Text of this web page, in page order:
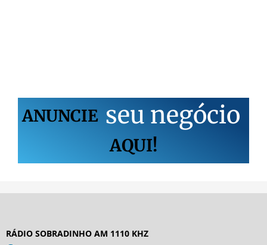
ANUNCIE seu negócio
AQUI!
RÁDIO SOBRADINHO AM 1110 KHZ